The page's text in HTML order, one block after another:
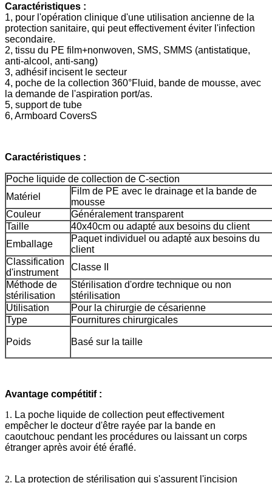
Caractéristiques :
1, pour l'opération clinique d'une utilisation ancienne de la
protection sanitaire, qui peut effectivement éviter l'infection
secondaire.
2, tissu du PE film+nonwoven, SMS, SMMS (antistatique,
anti-alcool, anti-sang)
3, adhésif incisent le secteur
4, poche de la collection 360°Fluid, bande de mousse, avec
la demande de l'aspiration port/as.
5, support de tube
6, Armboard CoversS
Caractéristiques :
Poche liquide de collection de C-section
Matériel
Film de PE avec le drainage et la bande de
mousse
Couleur
Généralement transparent
Taille
40x40cm ou adapté aux besoins du client
Emballage
Paquet individuel ou adapté aux besoins du
client
Classification
d'instrument
Classe II
Méthode de
stérilisation
Stérilisation d'ordre technique ou non
stérilisation
Utilisation
Pour la chirurgie de césarienne
Type
Fournitures chirurgicales
Poids Basé sur la taille
Avantage compétitif :
1. La poche liquide de collection peut effectivement
empêcher le docteur d'être rayée par la bande en
caoutchouc pendant les procédures ou laissant un corps
étranger après avoir été éraflé.
2. La protection de stérilisation qui s'assurent l'incision